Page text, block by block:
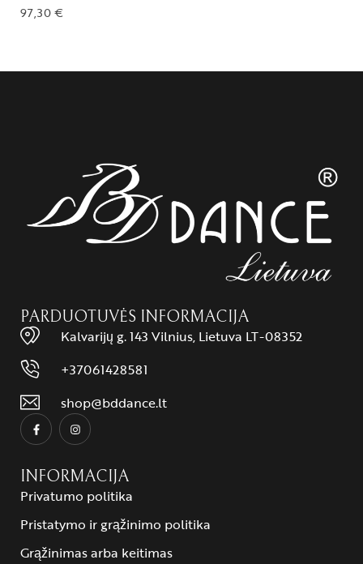
97,30€
PARDUOTUVĖS INFORMACIJA
Kalvarijų g. 143 Vilnius, Lietuva LT-08352
+37061428581
shop@bddance.lt
INFORMACIJA
Privatumo politika
Pristatymo ir grąžinimo politika
Grąžinimas arba keitimas